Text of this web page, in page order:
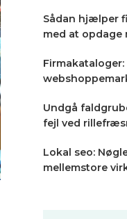
Sådan hjælper
med at opdage
Undgå
fejl ved
Lokal seo:
mellemstore